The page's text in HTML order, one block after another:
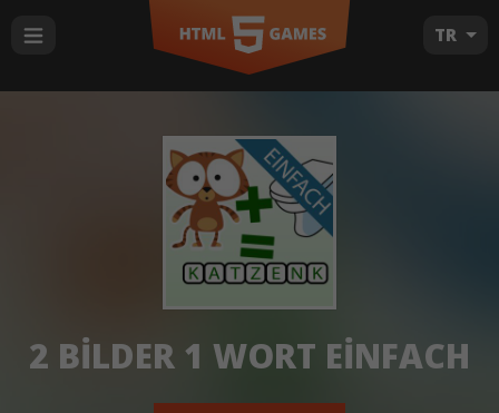
TR
2 BILDER 1 WORT EINFACH